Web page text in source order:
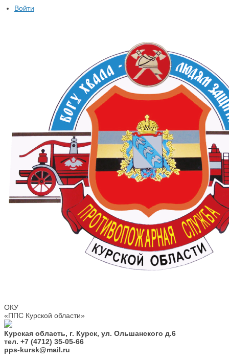
Войти
ОКУ
«ППС Курской области»
Курская область, г. Курск, ул. Ольшанского д.6
тел. +7 (4712) 35-05-66
pps-kursk@mail.ru